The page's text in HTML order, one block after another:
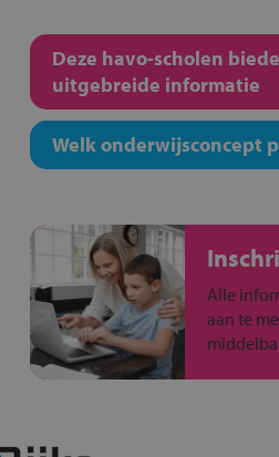
Deze havo-scholen
uitgebreide informatie
Welk onderwijsconcept
Alle
aan te